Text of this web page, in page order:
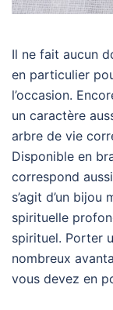
Il ne fait aucun
en particulier
l’occasion.
un caractère
arbre de vie
Disponible en
correspond
s’agit d’un
spirituelle
spirituel. Porter
nombreux
vous devez en